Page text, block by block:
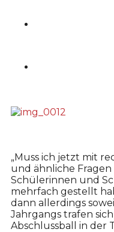
„Muss ich jetzt mit
und ähnliche
Schülerinnen und
mehrfach gestellt
dann allerdings
Jahrgangs trafen
Abschlussball in der